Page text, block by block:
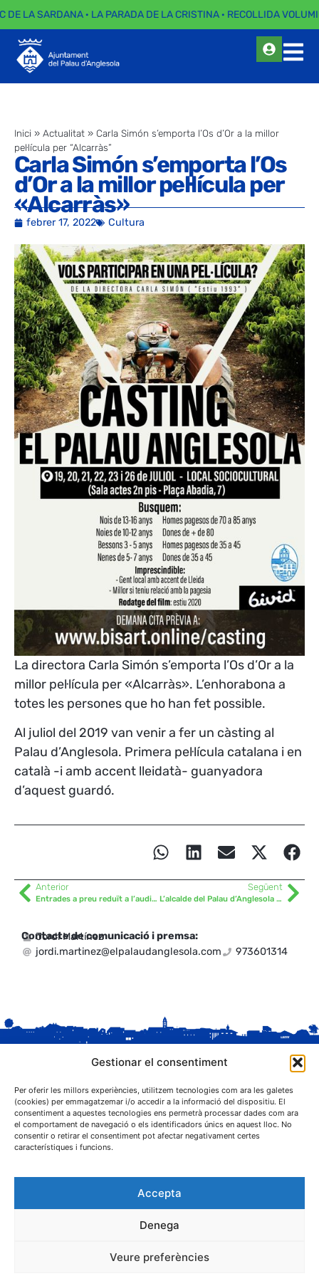
Gestionar el consentiment
Per oferir les millors experiències, utilitzem tecnologies com ara les galetes
(cookies) per emmagatzemar i/o accedir a la informació del dispositiu. El
consentiment a aquestes tecnologies ens permetrà processar dades com ara
el comportament de navegació o els identificadors únics en aquest lloc. No
consentir o retirar el consentiment pot afectar negativament certes
característiques i funcions.
Accepta
Denega
Veure preferències
DE LA SARDANA · LA PARADA DE LA CRISTINA · RECOLLIDA
Inici » Actualitat » Carla Simón s’emporta l’Os d’Or a la millor
pel·lícula per “Alcarràs”
Carla Simón s’emporta l’Os
d’Or a la millor pel·lícula per
«Alcarràs»
febrer 17, 2022 Cultura
La directora Carla Simón s’emporta l’Os d’Or a la
millor pel·lícula per «Alcarràs». L’enhorabona a
totes les persones que ho han fet possible.
Al juliol del 2019 van venir a fer un càsting al
Palau d’Anglesola. Primera pel·lícula catalana i en
català -i amb accent lleidatà- guanyadora
d’aquest guardó.
Anterior
Entrades a preu reduït a l’auditori Enric Granados de Lleida
Següent
L’alcalde del Palau d’Anglesola presenta 10 compromisos de cara al futur
Contacte de comunicació i premsa:
Jordi Martínez
jordi.martinez@elpalaudanglesola.com
973601314
C. Sant Josep, 1
25243 El Palau d'Anglesola (Pla d'Urgell)
Privacitat Cookies
Protecció de dades